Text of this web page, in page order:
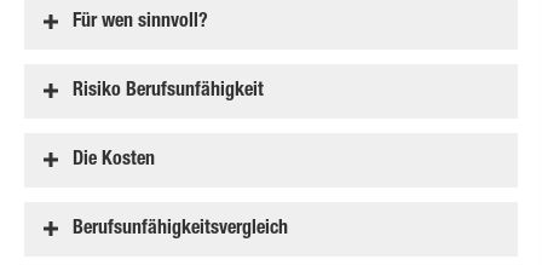
Für wen sinnvoll?
Risiko Berufs­unfähig­keit
Die Kosten
Berufs­unfähig­keitsvergleich